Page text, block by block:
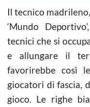
Il tecnico
‘Mundo
tecnici che si
e allungare il
favorirebbe così
giocatori di fascia,
gioco. Le righe